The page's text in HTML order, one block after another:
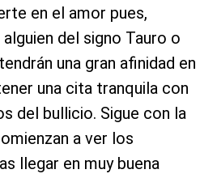
en el amor pues,
del signo Tauro o
una gran afinidad en
una cita tranquila con
del bullicio. Sigue con la
a ver los
llegar en muy buena